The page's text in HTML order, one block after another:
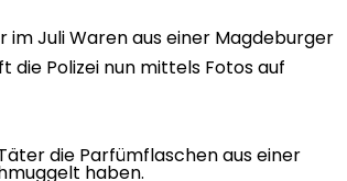
im Juli Waren aus einer Magdeburger
die Polizei nun mittels Fotos auf